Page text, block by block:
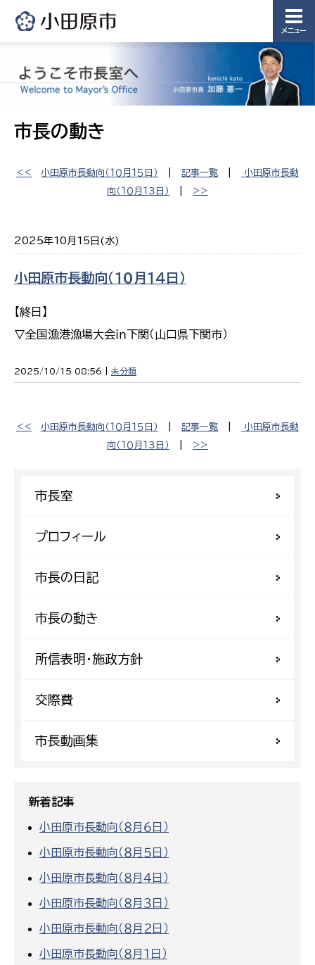
メニュー
市長の動き
<< 小田原市長動向（１０月１５日） 記事一覧
小田原市長動
向（１０月１３日）
>>
2025年10月15日(水)
小田原市長動向（１０月１４日）
【終日】
▽全国漁港漁場大会ｉｎ下関（山口県下関市）
2025/10/15 08:56 | 未分類
<< 小田原市長動向（１０月１５日） 記事一覧
小田原市長動
向（１０月１３日）
>>
市長室
プロフィール
市長の日記
市長の動き
所信表明・施政方針
交際費
市長動画集
新着記事
小田原市長動向（８月６日）
小田原市長動向（８月５日）
小田原市長動向（８月４日）
小田原市長動向（８月３日）
小田原市長動向（８月２日）
小田原市長動向（８月１日）